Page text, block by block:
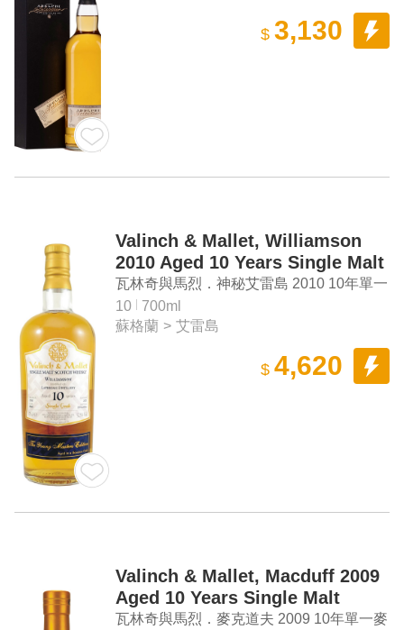
$ 3,130
Valinch & Mallet, Williamson
2010 Aged 10 Years Single Malt
Scotch Whisky
瓦林奇與馬烈．神秘艾雷島 2010 10年單一
麥芽蘇格蘭威士忌
10
700ml
蘇格蘭 > 艾雷島
$ 4,620
Valinch & Mallet, Macduff 2009
Aged 10 Years Single Malt
Scotch Whisky
瓦林奇與馬烈．麥克道夫 2009 10年單一麥